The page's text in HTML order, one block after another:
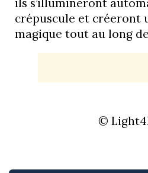
ils s’illumineront
crépuscule et créeront
magique tout au long
©